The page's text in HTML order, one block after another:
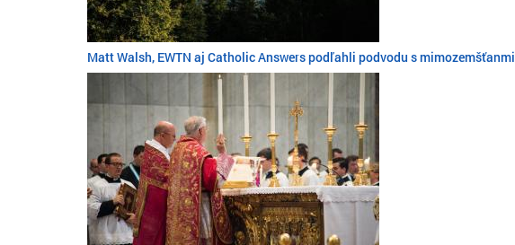
Matt Walsh, EWTN aj Catholic Answers podľahli podvodu s mimozemšťanmi